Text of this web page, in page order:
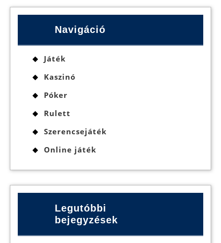
Navigáció
Játék
Kaszinó
Póker
Rulett
Szerencsejáték
Online játék
Legutóbbi
bejegyzések